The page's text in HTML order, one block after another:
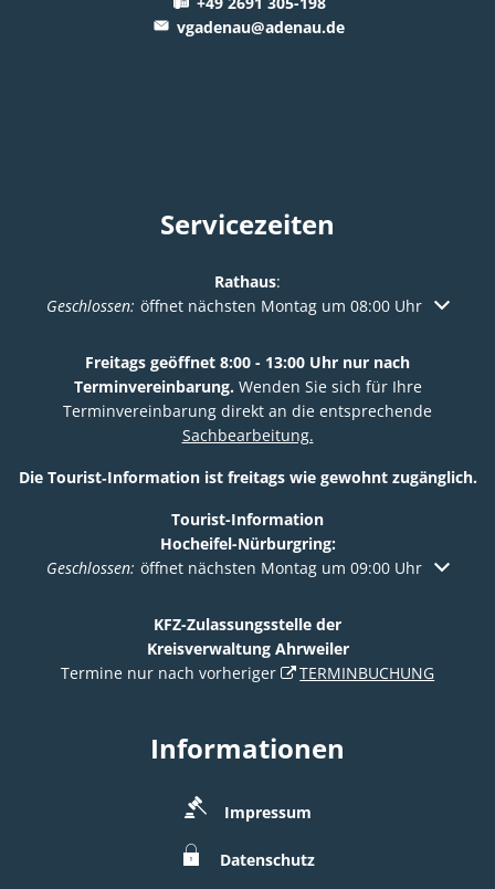
vgadenau@adenau.de
Servicezeiten
Rathaus:
Klicken, um weitere Öffnungs- oder Schließzeiten
Geschlossen: öffnet nächsten Montag um 08:00 Uhr
Freitags geöffnet 8:00 - 13:00 Uhr nur nach
Terminvereinbarung. Wenden Sie sich für Ihre
Terminvereinbarung direkt an die entsprechende
Sachbearbeitung.
Die Tourist‑Information ist freitags wie gewohnt zugänglich.
Tourist-Information
Hocheifel-Nürburgring:
Klicken, um weitere Öffnungs- oder Schließzeiten
Geschlossen: öffnet nächsten Montag um 09:00 Uhr
KFZ-Zulassungsstelle der
Kreisverwaltung Ahrweiler
Termine nur nach vorheriger
TERMINBUCHUNG
Informationen
Impressum
Datenschutz